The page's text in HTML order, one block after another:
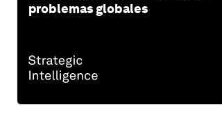
problemas globales